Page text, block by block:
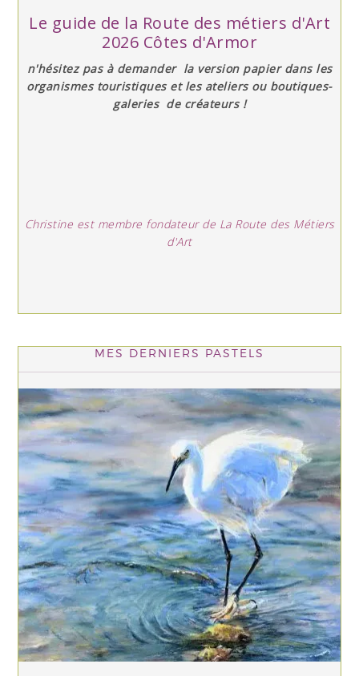
Le guide de la Route des métiers d'Art
2026 Côtes d'Armor
n'hésitez pas à demander la version papier dans les
organismes touristiques et les ateliers ou boutiques-
galeries de créateurs !
Christine est membre fondateur de La Route des Métiers
d'Art
MES DERNIERS PASTELS